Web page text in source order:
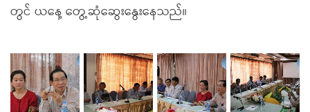
တွင် ယနေ့ တွေ့ဆုံဆွေးနွေးနေသည်။